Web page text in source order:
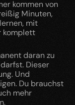
kommen von
Minuten,
mit
komplett
daran zu
Dieser
Und
Du brauchst
mehr